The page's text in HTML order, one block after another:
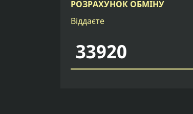
РОЗРАХУНОК ОБМІНУ
Віддаєте